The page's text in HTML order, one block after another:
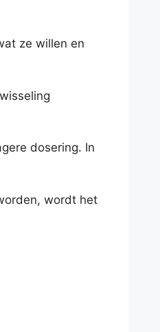
ze willen en
dosering. In
wordt het